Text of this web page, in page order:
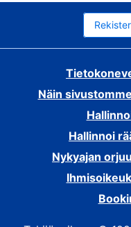
Näin
Hallinnoi
Nykyajan